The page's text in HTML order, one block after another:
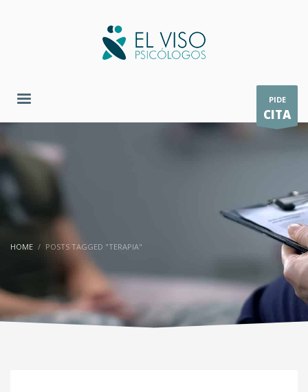
PIDE
CITA
HOME POSTS TAGGED "TERAPIA"